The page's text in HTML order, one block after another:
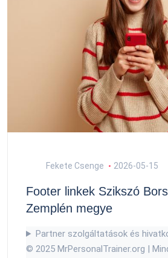
Fekete Csenge 2026-05-15
Footer linkek Szikszó
Zemplén megye
Partner szolgáltatások és
© 2025 MrPersonalTrainer.org |